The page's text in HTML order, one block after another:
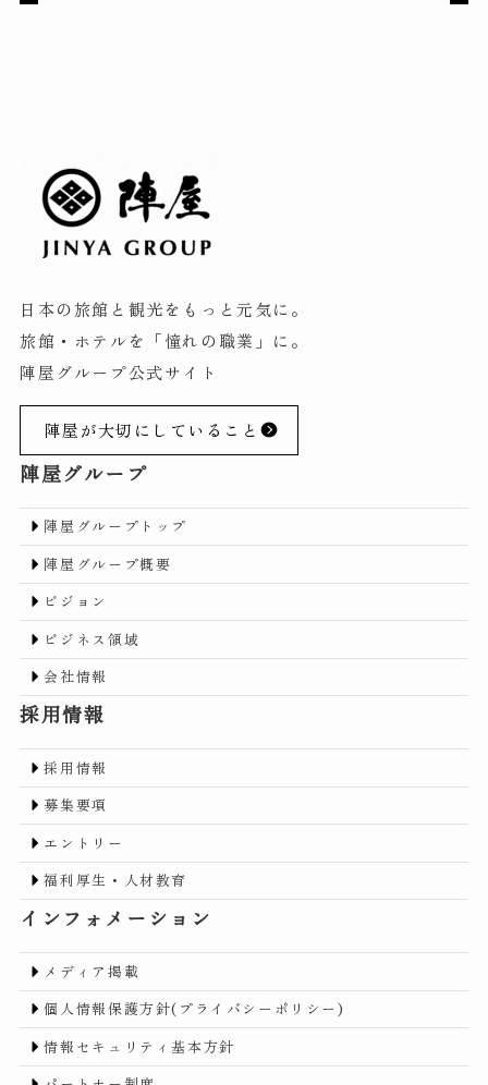
日本の旅館と観光をもっと元気に。
旅館・ホテルを「憧れの職業」に。
陣屋グループ公式サイト
陣屋が大切にしていること
陣屋グループ
陣屋グループトップ
陣屋グループ概要
ビジョン
ビジネス領域
会社情報
採用情報
採用情報
募集要項
エントリー
福利厚生・人材教育
インフォメーション
メディア掲載
個人情報保護方針(プライバシーポリシー)
情報セキュリティ基本方針